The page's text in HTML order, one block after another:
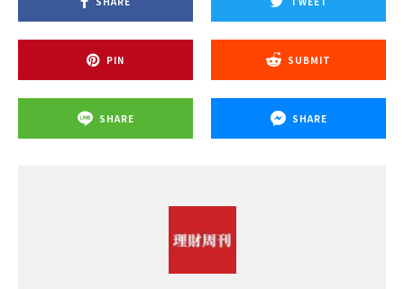
PIN SUBMIT
SHARE SHARE